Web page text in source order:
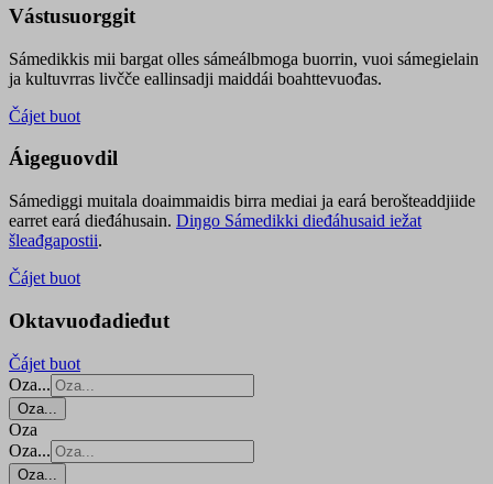
Vástusuorggit
Sámedikkis mii bargat olles sámeálbmoga buorrin, vuoi sámegielain
ja kultuvrras livčče eallinsadji maiddái boahttevuođas.
Čájet buot
Áigeguovdil
Sámediggi muitala doaimmaidis birra mediai ja eará berošteaddjiide
earret eará dieđáhusain. Diŋgo Sámedikki dieđáhusaid iežat
šleađgapostii.
Čájet buot
Oktavuođadieđut
Čájet buot
Oza...
Oza...
Oza
Oza...
Oza...